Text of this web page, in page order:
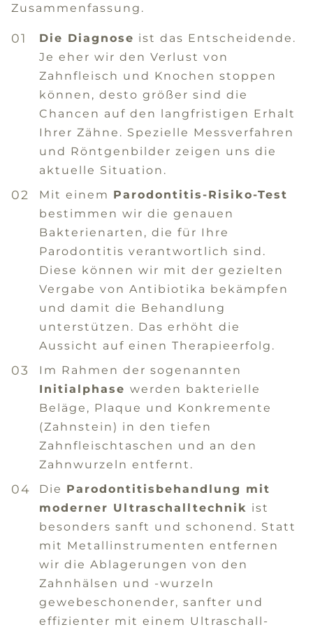
Zusammenfassung.
Die Diagnose ist das Entscheidende.
Je eher wir den Verlust von
Zahnfleisch und Knochen stoppen
können, desto größer sind die
Chancen auf den langfristigen Erhalt
Ihrer Zähne. Spezielle Messverfahren
und Röntgenbilder zeigen uns die
aktuelle Situation.
Mit einem Parodontitis-Risiko-Test
bestimmen wir die genauen
Bakterienarten, die für Ihre
Parodontitis verantwortlich sind.
Diese können wir mit der gezielten
Vergabe von Antibiotika bekämpfen
und damit die Behandlung
unterstützen. Das erhöht die
Aussicht auf einen Therapieerfolg.
Im Rahmen der sogenannten
Initialphase werden bakterielle
Beläge, Plaque und Konkremente
(Zahnstein) in den tiefen
Zahnfleischtaschen und an den
Zahnwurzeln entfernt.
Die Parodontitisbehandlung mit
moderner Ultraschalltechnik ist
besonders sanft und schonend. Statt
mit Metallinstrumenten entfernen
wir die Ablagerungen von den
Zahnhälsen und -wurzeln
gewebeschonender, sanfter und
effizienter mit einem Ultraschall-